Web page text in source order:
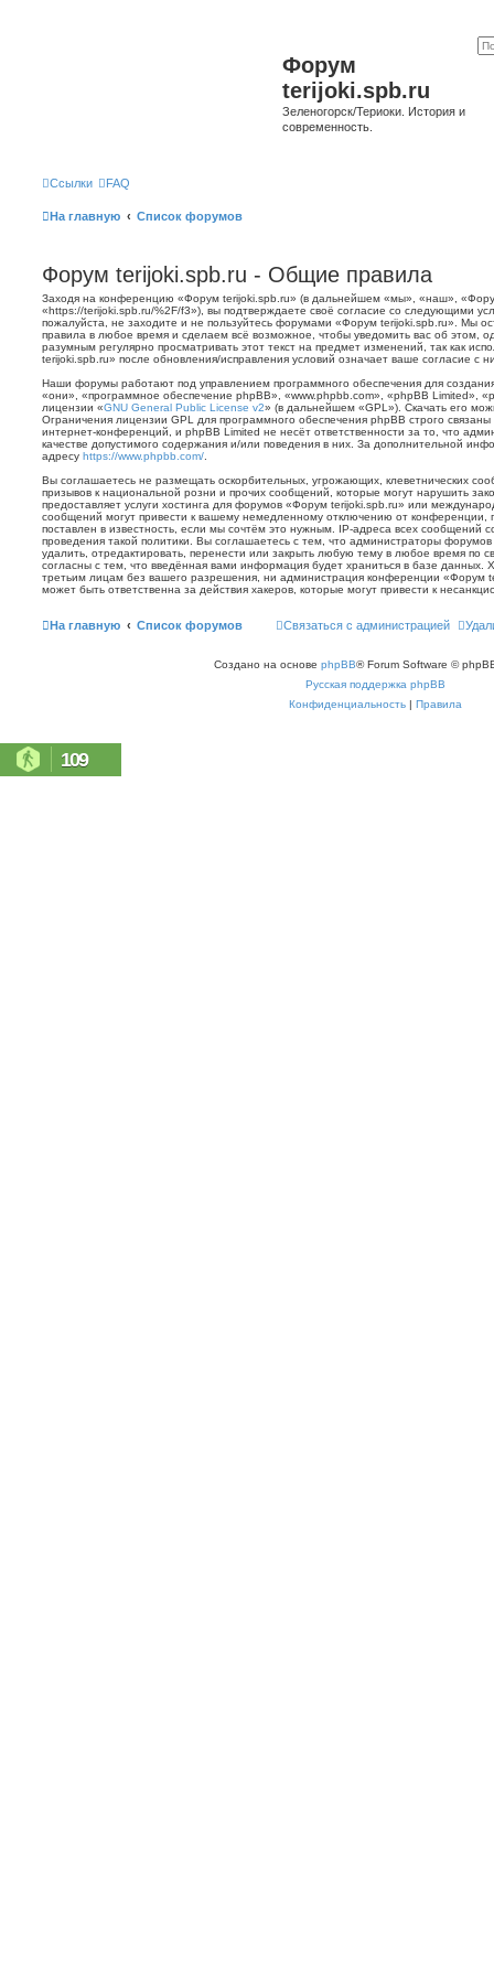
Форум
terijoki.spb.ru
Зеленогорск/Териоки. История и
современность.
Ссылки FAQ
На главную Список форумов
Форум terijoki.spb.ru - Общие правила
Заходя на конференцию «Форум terijoki.spb.ru» (в дальнейшем «мы», «наш»,
«https://terijoki.spb.ru/%2F/f3»), вы подтверждаете своё согласие со следующими
пожалуйста, не заходите и не пользуйтесь форумами «Форум terijoki.spb.ru». Мы
правила в любое время и сделаем всё возможное, чтобы уведомить вас об этом,
разумным регулярно просматривать этот текст на предмет изменений, так как
terijoki.spb.ru» после обновления/исправления условий означает ваше согласие с
Наши форумы работают под управлением программного обеспечения для
«они», «программное обеспечение phpBB», «www.phpbb.com», «phpBB Limited»,
лицензии «GNU General Public License v2» (в дальнейшем «GPL»). Скачать его
Ограничения лицензии GPL для программного обеспечения phpBB строго
интернет-конференций, и phpBB Limited не несёт ответственности за то, что
качестве допустимого содержания и/или поведения в них. За дополнительной
адресу https://www.phpbb.com/
Вы соглашаетесь не размещать оскорбительных, угрожающих, клеветнических
призывов к национальной розни и прочих сообщений, которые могут нарушить
предоставляет услуги хостинга для форумов «Форум terijoki.spb.ru» или
сообщений могут привести к вашему немедленному отключению от конференции,
поставлен в известность, если мы сочтём это нужным. IP-адреса всех сообщений
проведения такой политики. Вы соглашаетесь с тем, что администраторы
удалить, отредактировать, перенести или закрыть любую тему в любое время по
согласны с тем, что введённая вами информация будет храниться в базе данных.
третьим лицам без вашего разрешения, ни администрация конференции «Форум
может быть ответственна за действия хакеров, которые могут привести к
На главную Список форумов Связаться с администрацией
Создано на основе phpBB® Forum Software ©
Русская поддержка phpBB
Конфиденциальность | Правила
109